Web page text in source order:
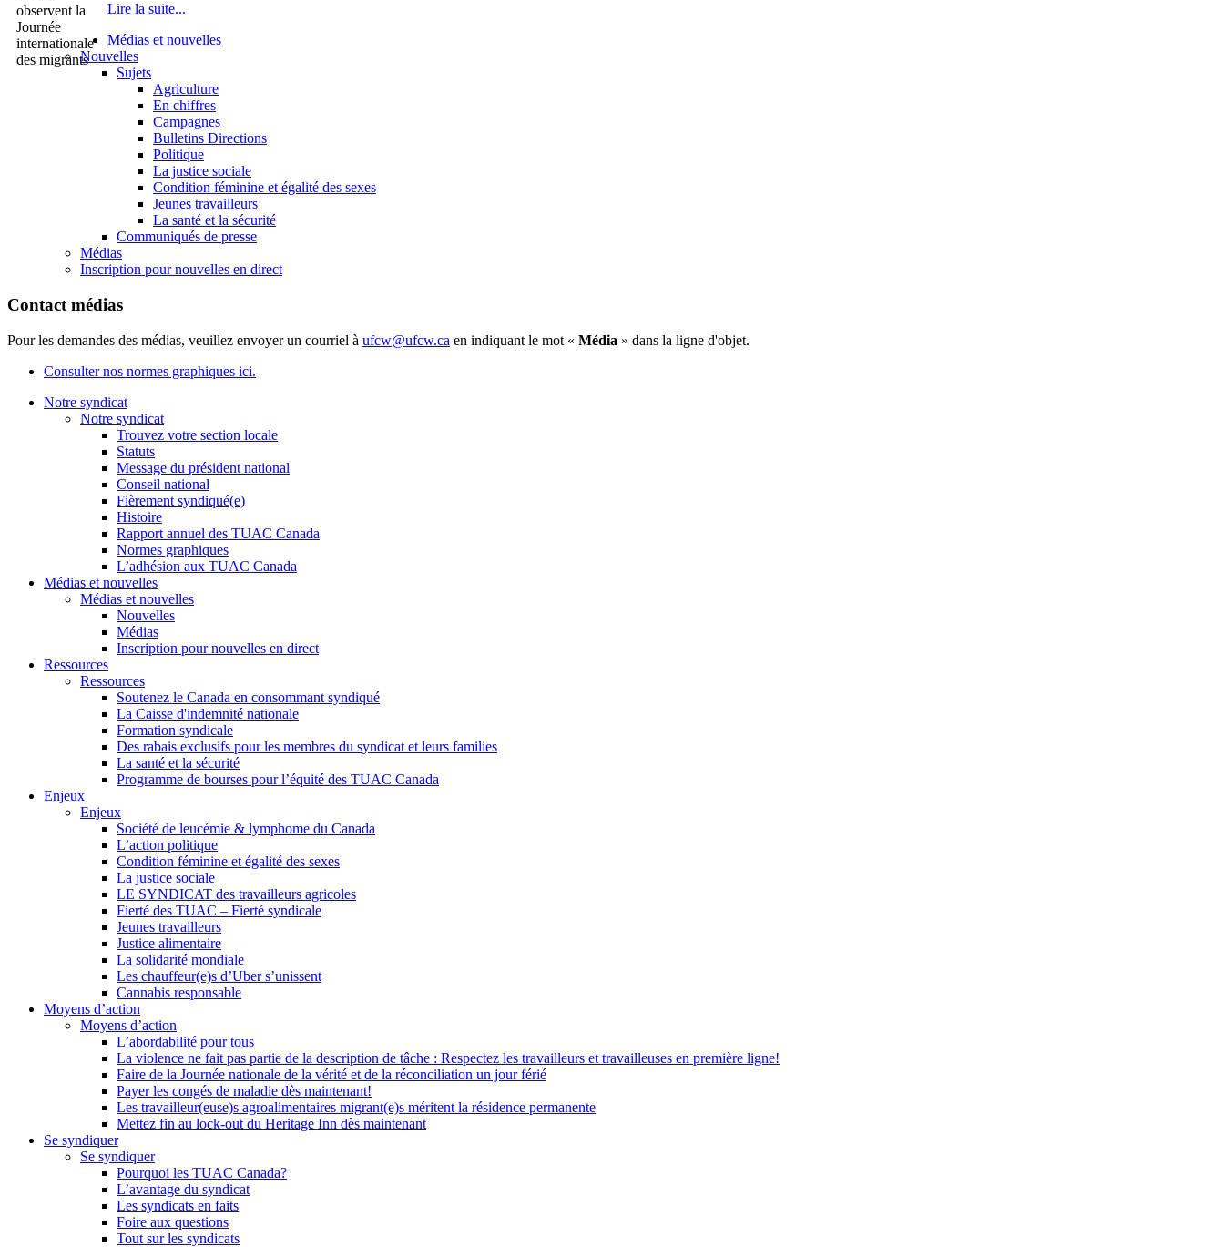
Lire la suite...
Médias et nouvelles
Nouvelles
Sujets
Agriculture
En chiffres
Campagnes
Bulletins Directions
Politique
La justice sociale
Condition féminine et égalité des sexes
Jeunes travailleurs
La santé et la sécurité
Communiqués de presse
Médias
Inscription pour nouvelles en direct
Contact médias
Pour les demandes des médias, veuillez envoyer un courriel à ufcw@ufcw.ca en indiquant le mot « Média » dans la ligne d'objet.
Consulter nos normes graphiques ici.
Notre syndicat
Notre syndicat
Trouvez votre section locale
Statuts
Message du président national
Conseil national
Fièrement syndiqué(e)
Histoire
Rapport annuel des TUAC Canada
Normes graphiques
L’adhésion aux TUAC Canada
Médias et nouvelles
Médias et nouvelles
Nouvelles
Médias
Inscription pour nouvelles en direct
Ressources
Ressources
Soutenez le Canada en consommant syndiqué
La Caisse d'indemnité nationale
Formation syndicale
Des rabais exclusifs pour les membres du syndicat et leurs families
La santé et la sécurité
Programme de bourses pour l’équité des TUAC Canada
Enjeux
Enjeux
Société de leucémie & lymphome du Canada
L’action politique
Condition féminine et égalité des sexes
La justice sociale
LE SYNDICAT des travailleurs agricoles
Fierté des TUAC – Fierté syndicale
Jeunes travailleurs
Justice alimentaire
La solidarité mondiale
Les chauffeur(e)s d’Uber s’unissent
Cannabis responsable
Moyens d’action
Moyens d’action
L’abordabilité pour tous
La violence ne fait pas partie de la description de tâche : Respectez les travailleurs et travailleuses en première ligne!
Faire de la Journée nationale de la vérité et de la réconciliation un jour férié
Payer les congés de maladie dès maintenant!
Les travailleur(euse)s agroalimentaires migrant(e)s méritent la résidence permanente
Mettez fin au lock-out du Heritage Inn dès maintenant
Se syndiquer
Se syndiquer
Pourquoi les TUAC Canada?
L’avantage du syndicat
Les syndicats en faits
Foire aux questions
Tout sur les syndicats